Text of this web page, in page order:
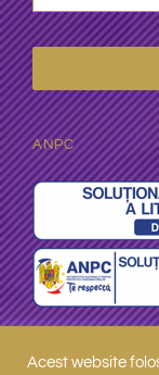
ANPC
Acest website